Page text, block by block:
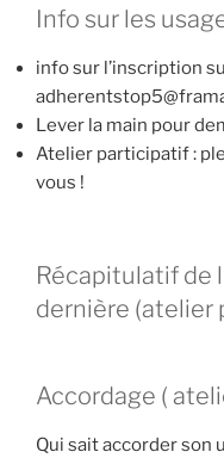
Info sur les
info sur l’inscription
Lever la main pour
Atelier participatif :
vous !
Récapitulatif de
dernière (atelier
Accordage (
Qui sait accorder son